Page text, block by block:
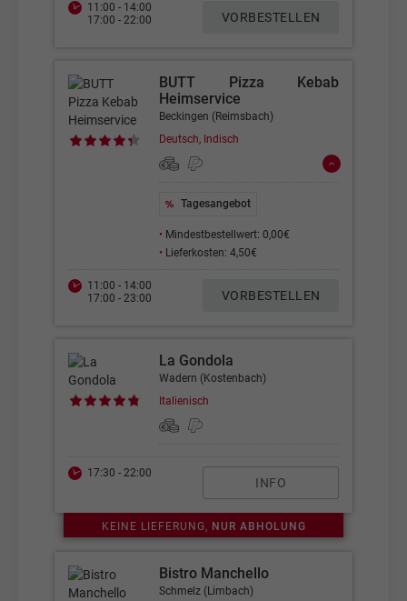
11:00 - 14:00
17:00 - 22:00
VORBESTELLEN
BUTT Pizza Kebab
Heimservice
Beckingen (Reimsbach)
Deutsch, Indisch
Tagesangebot
• Mindestbestellwert: 0,00€
• Lieferkosten: 4,50€
11:00 - 14:00
17:00 - 23:00
VORBESTELLEN
La Gondola
Wadern (Kostenbach)
Italienisch
17:30 - 22:00
INFO
KEINE LIEFERUNG, NUR ABHOLUNG
Bistro Manchello
Schmelz (Limbach)